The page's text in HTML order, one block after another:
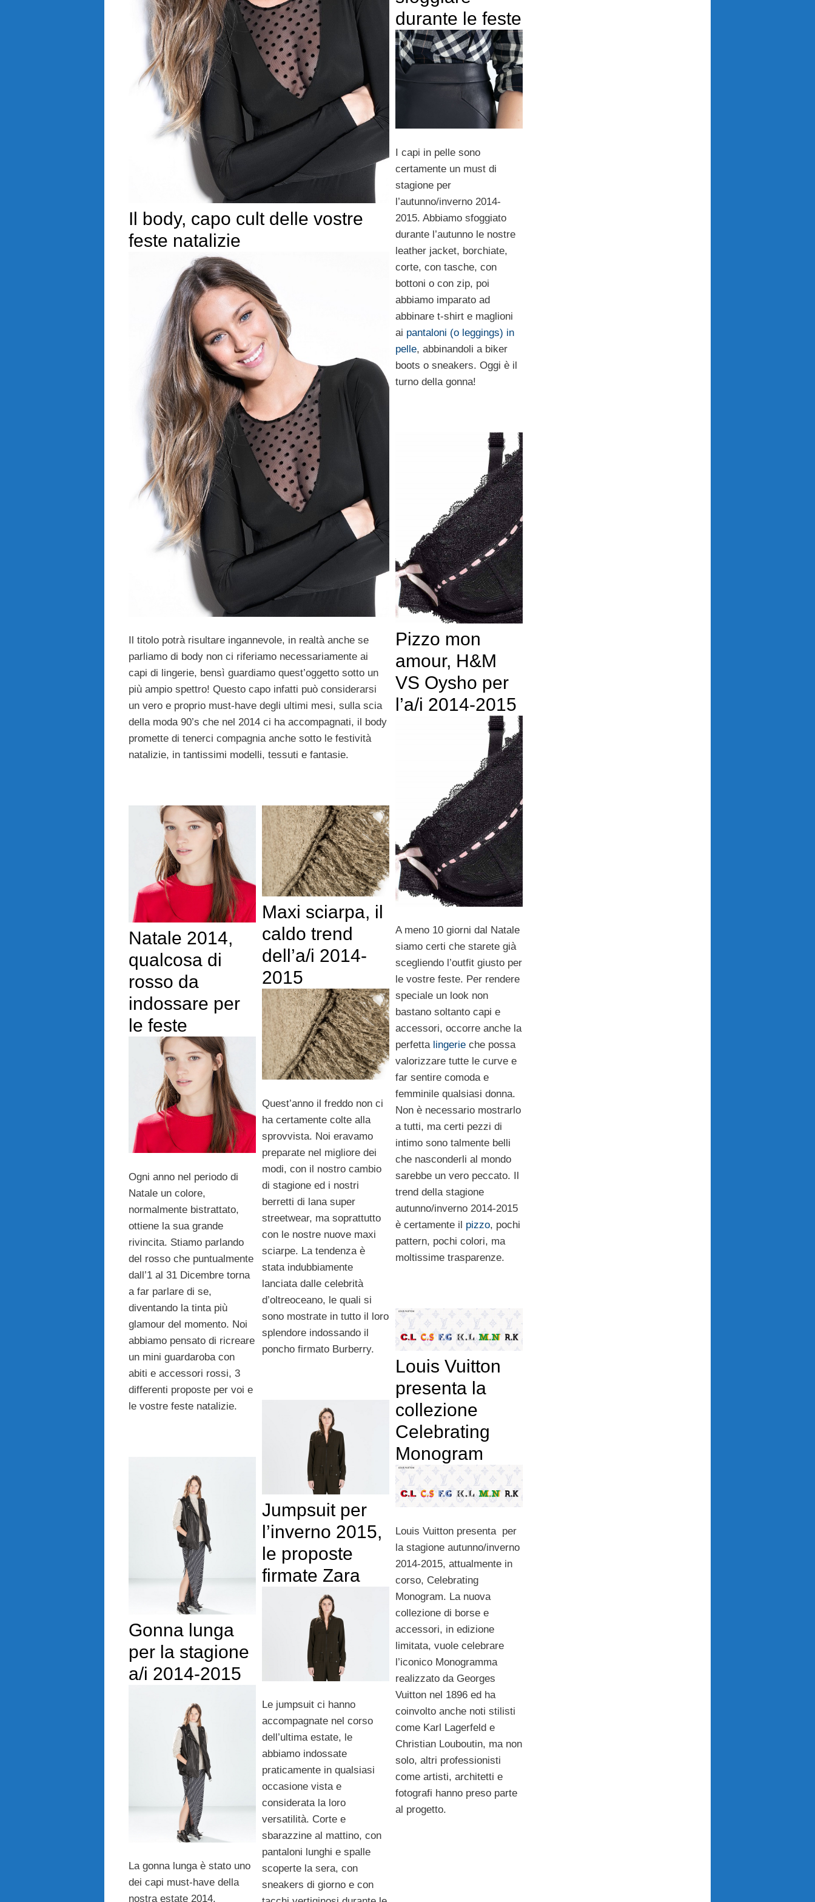
Il body, capo cult delle vostre
feste natalizie
Il titolo potrà risultare ingannevole, in realtà anche se
parliamo di body non ci riferiamo necessariamente ai
capi di lingerie, bensì guardiamo quest’oggetto sotto un
più ampio spettro! Questo capo infatti può considerarsi
un vero e proprio must-have degli ultimi mesi, sulla scia
della moda 90’s che nel 2014 ci ha accompagnati, il body
promette di tenerci compagnia anche sotto le festività
natalizie, in tantissimi modelli, tessuti e fantasie.
durante le feste
I capi in pelle sono
certamente un must di
stagione per
l’autunno/inverno 2014-
2015. Abbiamo sfoggiato
durante l’autunno le nostre
leather jacket, borchiate,
corte, con tasche, con
bottoni o con zip, poi
abbiamo imparato ad
abbinare t-shirt e maglioni
ai pantaloni (o leggings) in
pelle, abbinandoli a biker
boots o sneakers. Oggi è il
turno della gonna!
Pizzo mon
amour, H&M
VS Oysho per
l’a/i 2014-2015
A meno 10 giorni dal Natale
siamo certi che starete già
scegliendo l’outfit giusto per
le vostre feste. Per rendere
speciale un look non
bastano soltanto capi e
accessori, occorre anche la
perfetta lingerieche possa
valorizzare tutte le curve e
far sentire comoda e
femminile qualsiasi donna.
Non è necessario mostrarlo
a tutti, ma certi pezzi di
intimo sono talmente belli
che nasconderli al mondo
sarebbe un vero peccato. Il
trend della stagione
autunno/inverno 2014-2015
è certamente il pizzo, pochi
pattern, pochi colori, ma
moltissime trasparenze.
Natale 2014,
qualcosa di
rosso da
indossare per
le feste
Ogni anno nel periodo di
Natale un colore,
normalmente bistrattato,
ottiene la sua grande
rivincita. Stiamo parlando
del rosso che puntualmente
dall’1 al 31 Dicembre torna
a far parlare di se,
diventando la tinta più
glamour del momento. Noi
abbiamo pensato di ricreare
un mini guardaroba con
abiti e accessori rossi, 3
differenti proposte per voi e
le vostre feste natalizie.
Maxi sciarpa, il
caldo trend
dell’a/i 2014-
2015
Quest’anno il freddo non ci
ha certamente colte alla
sprovvista. Noi eravamo
preparate nel migliore dei
modi, con il nostro cambio
di stagione ed i nostri
berretti di lana super
streetwear, ma soprattutto
con le nostre nuove maxi
sciarpe. La tendenza è
stata indubbiamente
lanciata dalle celebrità
d’oltreoceano, le quali si
sono mostrate in tutto il loro
splendore indossando il
poncho firmato Burberry.
Louis Vuitton
presenta la
collezione
Celebrating
Monogram
Louis Vuitton presenta per
la stagione autunno/inverno
2014-2015, attualmente in
corso, Celebrating
Monogram. La nuova
collezione di borse e
accessori, in edizione
limitata, vuole celebrare
l’iconico Monogramma
realizzato da Georges
Vuitton nel 1896 ed ha
coinvolto anche noti stilisti
come Karl Lagerfeld e
Christian Louboutin, ma non
solo, altri professionisti
come artisti, architetti e
fotografi hanno preso parte
al progetto.
Jumpsuit per
l’inverno 2015,
le proposte
firmate Zara
Le jumpsuit ci hanno
accompagnate nel corso
dell’ultima estate, le
abbiamo indossate
praticamente in qualsiasi
occasione vista e
considerata la loro
versatilità. Corte e
sbarazzine al mattino, con
pantaloni lunghi e spalle
scoperte la sera, con
sneakers di giorno e con
Gonna lunga
per la stagione
a/i 2014-2015
La gonna lunga è stato uno
dei capi must-have della
nostra estate 2014.